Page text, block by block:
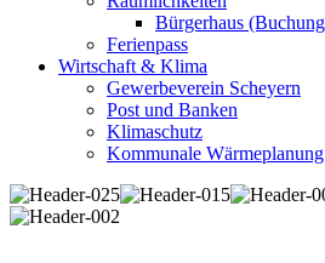
Bürgerhaus
Ferienpass
Wirtschaft & Klima
Gewerbeverein Scheyern
Post und Banken
Klimaschutz
Kommunale Wärmeplanung